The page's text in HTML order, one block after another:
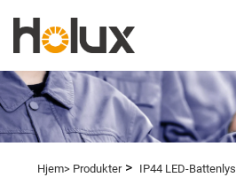
Hjem> Produkter> IP44 LED-Battenlys